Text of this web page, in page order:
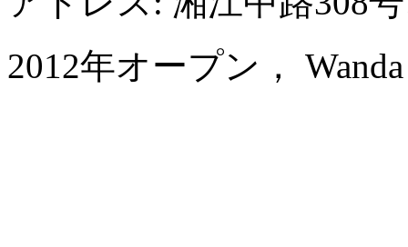
2012年オープン， Wanda